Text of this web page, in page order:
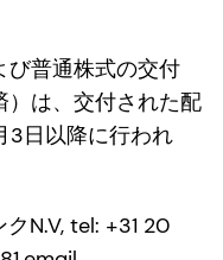
び普通株式の交付
）は、交付された配
3日以降に行われ
N.V, tel: +31 20